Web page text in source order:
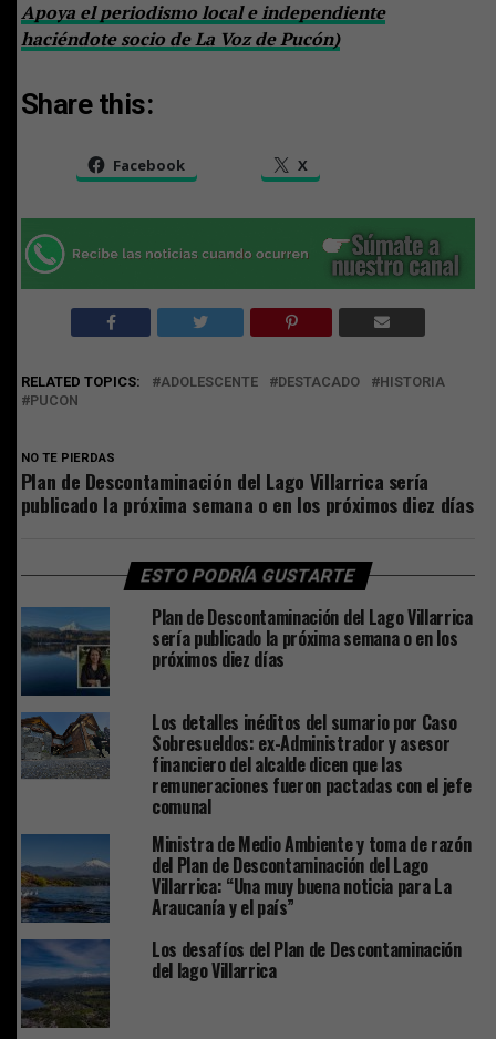
Apoya el periodismo local e independiente
haciéndote socio de La Voz de Pucón)
Share this:
Facebook X
RELATED TOPICS: ADOLESCENTE DESTACADO
HISTORIA
PUCON
NO TE PIERDAS
Plan de Descontaminación del Lago Villarrica sería
publicado la próxima semana o en los próximos diez días
ESTO PODRÍA GUSTARTE
Plan de Descontaminación del Lago Villarrica
sería publicado la próxima semana o en los
próximos diez días
Los detalles inéditos del sumario por Caso
Sobresueldos: ex-Administrador y asesor
financiero del alcalde dicen que las
remuneraciones fueron pactadas con el jefe
comunal
Ministra de Medio Ambiente y toma de razón
del Plan de Descontaminación del Lago
Villarrica: “Una muy buena noticia para La
Araucanía y el país”
Los desafíos del Plan de Descontaminación
del lago Villarrica